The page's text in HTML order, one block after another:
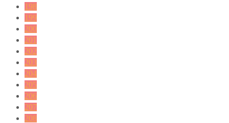
198
199
200
201
202
203
204
205
206
207
208